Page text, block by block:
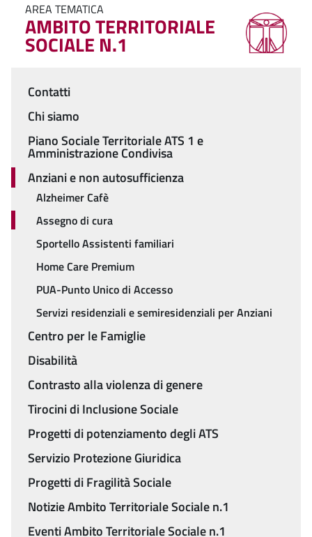
AREA TEMATICA
AMBITO TERRITORIALE
SOCIALE N.1
Menu
Contatti
Chi siamo
Piano Sociale Territoriale ATS 1 e
Amministrazione Condivisa
Anziani e non autosufficienza
Alzheimer Cafè
Assegno di cura
Sportello Assistenti familiari
Home Care Premium
PUA-Punto Unico di Accesso
Servizi residenziali e semiresidenziali per Anziani
Centro per le Famiglie
Disabilità
Contrasto alla violenza di genere
Tirocini di Inclusione Sociale
Progetti di potenziamento degli ATS
Servizio Protezione Giuridica
Progetti di Fragilità Sociale
Notizie Ambito Territoriale Sociale n.1
Eventi Ambito Territoriale Sociale n.1